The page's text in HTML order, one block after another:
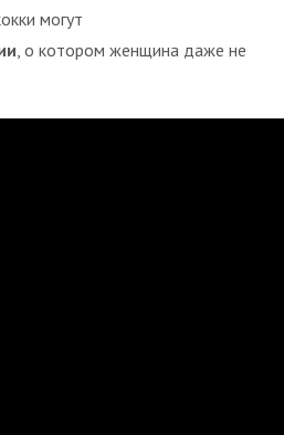
могут
, о котором женщина даже не